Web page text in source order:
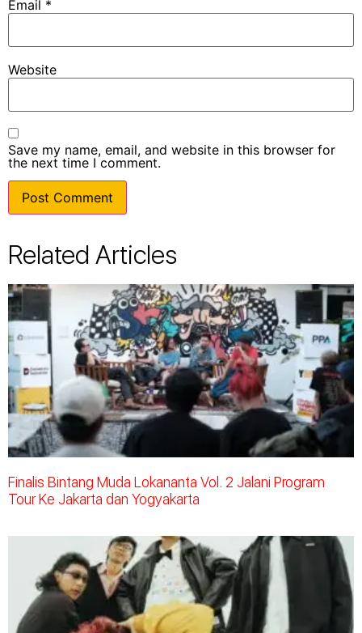
Email *
Website
Save my name, email, and website in this browser for
the next time I comment.
Related Articles
Finalis Bintang Muda Lokananta Vol. 2 Jalani Program
Tour Ke Jakarta dan Yogyakarta